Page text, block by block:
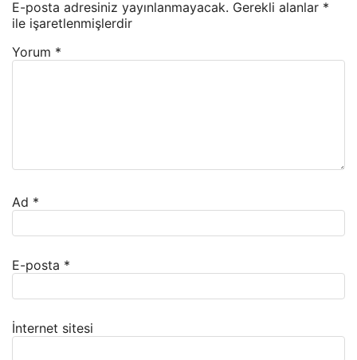
E-posta adresiniz yayınlanmayacak. Gerekli alanlar *
ile işaretlenmişlerdir
Yorum *
Ad *
E-posta *
İnternet sitesi